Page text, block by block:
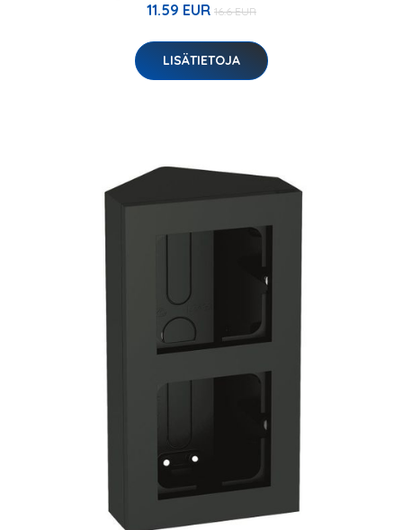
11.59 EUR 16.6 EUR
LISÄTIETOJA